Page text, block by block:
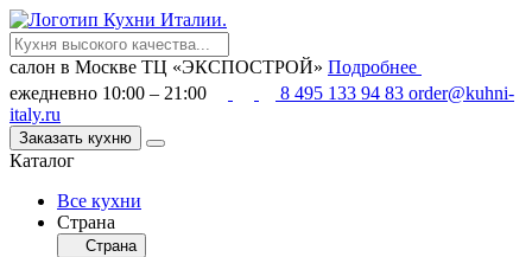
салон в Москве ТЦ «ЭКСПОСТРОЙ» Подробнее
ежедневно 10:00 – 21:00
8 495 133 94 83 order@kuhni-
italy.ru
Заказать кухню
Каталог
Все кухни
Страна
Страна